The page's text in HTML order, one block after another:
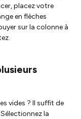
placez votre
en flèches
sur la colonne à
vides ? Il suffit de
la